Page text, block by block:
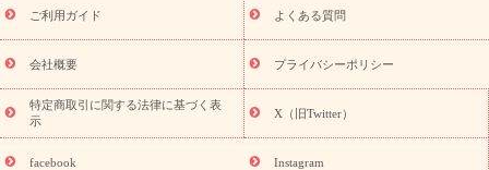
敬老の日におくる花ギフト・プレゼント特集
花ギフト・プレゼント特集
敬老の日 花のおすすめランキング
敬
老の日 花鉢植えのギフト・プレゼント特集
敬老の日 花とセットギ
フト・プレゼント特集
敬老の日の花 全てのギフト一覧
キャン
ペーン
映画『ウォーターガーディアンズ』コラボキャンペーン
「きょう誕生日なんです」キャンペーン
誕生日の花を探す
誕生日フラワーギフト 誕生日フラワーギフト特集
ご利用ガイド よくある質問
会社概要 プライバシーポリシー
特定商取引に関する法律に基づく表
示
X（旧Twitter）
facebook Instagram